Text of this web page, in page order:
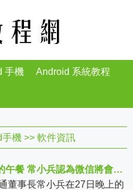
手機 Android 系統教程
手機 >> 軟件資訊
沒有免費的午餐 常小兵認為微信將會收費
董事長常小兵在27日晚上的